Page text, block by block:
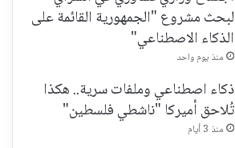
لبحث مشروع "الجمهورية القائمة على
الذكاء الاصطناعي"
منذ يوم واحد
ذكاء اصطناعي وملفات سرية.. هكذا
تُلاحق أميركا "ناشطي فلسطين"
منذ 3 أيام